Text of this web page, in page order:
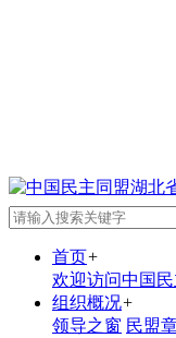
首页+
欢迎访问中国
组织概况+
领导之窗 民盟